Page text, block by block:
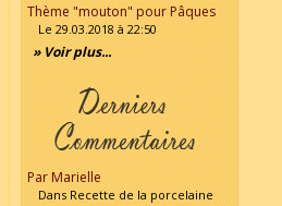
Thème "mouton" pour Pâques
Le 29.03.2018 à 22:50
» Voir plus...
Par Marielle
Dans Recette de la porcelaine